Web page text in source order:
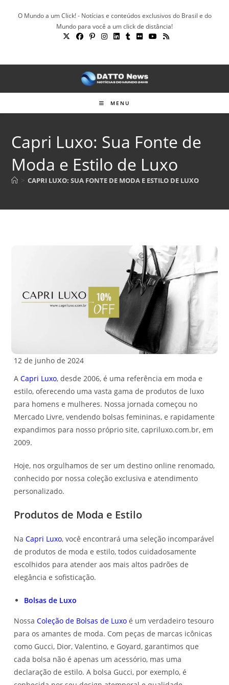
O Mundo a um Click! - Notícias e conteúdos exclusivos do Brasil e do
Mundo para você a um click de distância!
MENU
Capri Luxo: Sua Fonte de
Moda e Estilo de Luxo
> CAPRI LUXO: SUA FONTE DE MODA E ESTILO DE LUXO
12 de junho de 2024
ACapri Luxo, desde 2006, é uma referência em moda e
estilo, oferecendo uma vasta gama de produtos de luxo
para homens e mulheres. Nossa jornada começou no
Mercado Livre, vendendo bolsas femininas, e rapidamente
expandimos para nosso próprio site, capriluxo.com.br, em
2009.
Hoje, nos orgulhamos de ser um destino online renomado,
conhecido por nossa coleção exclusiva e atendimento
personalizado.
Produtos de Moda e Estilo
NaCapri Luxo, você encontrará uma seleção incomparável
de produtos de moda e estilo, todos cuidadosamente
escolhidos para atender aos mais altos padrões de
elegância e sofisticação.
Bolsas de Luxo
NossaColeção de Bolsas de Luxo é um verdadeiro tesouro
para os amantes de moda. Com peças de marcas icônicas
como Gucci, Dior, Valentino, e Goyard, garantimos que
cada bolsa não é apenas um acessório, mas uma
declaração de estilo. A bolsa Gucci, por exemplo, é